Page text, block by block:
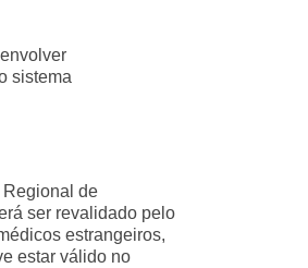
sistema
de
ser revalidado pelo
estrangeiros,
estar válido no